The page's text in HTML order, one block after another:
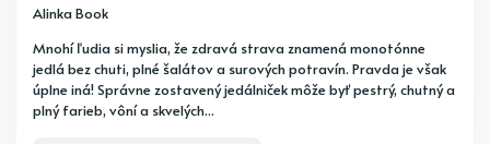
Alinka Book
Mnohí ľudia si myslia, že zdravá strava znamená monotónne
jedlá bez chuti, plné šalátov a surových potravín. Pravda je však
úplne iná! Správne zostavený jedálniček môže byť pestrý, chutný a
plný farieb, vôní a skvelých...